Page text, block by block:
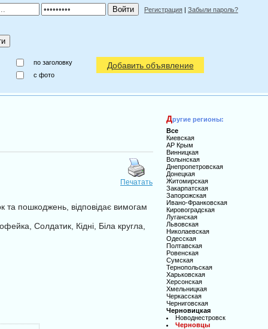
Регистрация | Забыли пароль?
по заголовку
c фото
Добавить объявление
Печатать
пошкоджень, відповідає вимогам
Солдатик, Кідні, Біла кругла,
Другие регионы:
Все
Киевская
АР Крым
Винницкая
Волынская
Днепропетровская
Донецкая
Житомирская
Закарпатская
Запорожская
Ивано-Франковская
Кировоградская
Луганская
Львовская
Николаевская
Одесская
Полтавская
Ровенская
Сумская
Тернопольская
Харьковская
Херсонская
Хмельницкая
Черкасская
Черниговская
Черновицкая
Новоднестровск
Черновцы